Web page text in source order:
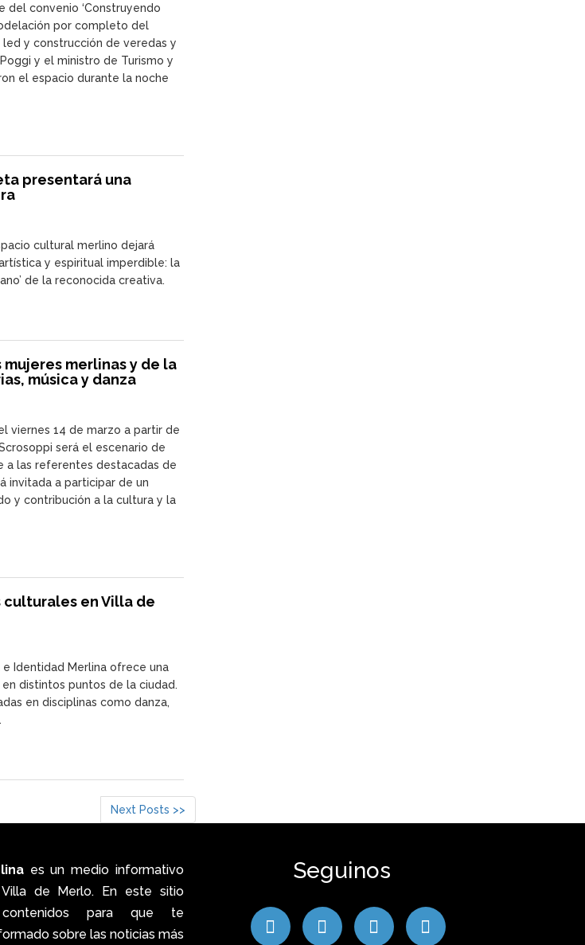
del convenio ‘Construyendo
por completo del
y construcción de veredas y
y el ministro de Turismo y
el espacio durante la noche
presentará una
cultural merlino dejará
y espiritual imperdible: la
de la reconocida creativa.
merlinas y de la
música y danza
viernes 14 de marzo a partir de
será el escenario de
a las referentes destacadas de
invitada a participar de un
y contribución a la cultura y la
en Villa de
Identidad Merlina ofrece una
distintos puntos de la ciudad.
en disciplinas como danza,
Next Posts >>
es un medio informativo
de Merlo. En este sitio
contenidos para que te
sobre las noticias más
Seguinos